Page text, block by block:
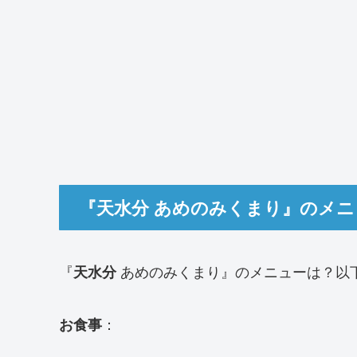
『天水分 あめのみくまり』のメ
『天水分あめのみくまり』のメニューは？以
お食事 ：